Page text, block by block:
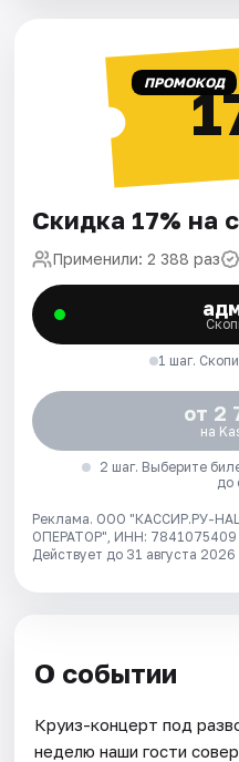
ПРОМОКОД
Скидка 17% на
Применили: 2 388 раз
1 шаг.
от 2
на
2 шаг. Выберите
до
Реклама. ООО "КАССИР.РУ-
ОПЕРАТОР", ИНН: 7841075409
Действует до 31 августа 2026
О событии
Круиз-концерт под
неделю наши гости